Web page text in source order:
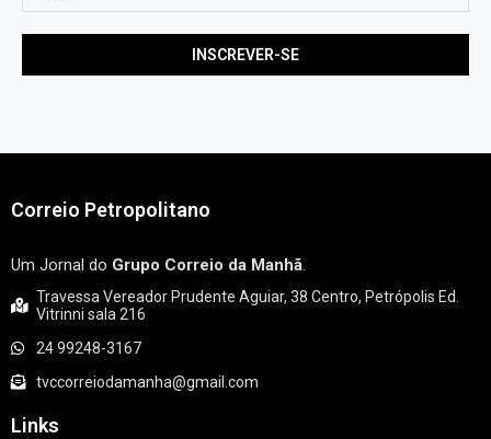
Correio Petropolitano
Um Jornal do Grupo Correio da Manhã.
Travessa Vereador Prudente Aguiar, 38 Centro, Petrópolis Ed.
Vitrinni sala 216
24 99248-3167
tvccorreiodamanha@gmail.com
Links